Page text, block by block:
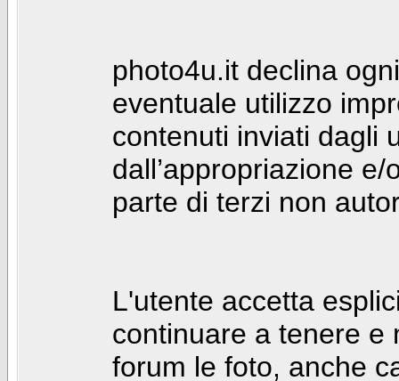
photo4u.it declina
eventuale utilizzo
contenuti inviati dagli
dall’appropriazione
parte di terzi non
L'utente accetta
continuare a tenere e
forum le foto, anche